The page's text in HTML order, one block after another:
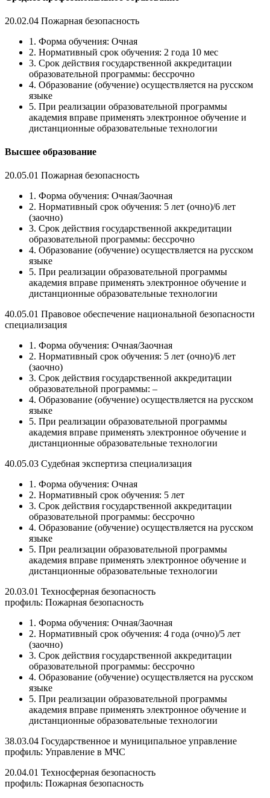
20.02.04 Пожарная безопасность
1. Форма обучения: Очная
2. Нормативный срок обучения: 2 года 10 мес
3. Срок действия государственной аккредитации
образовательной программы: бессрочно
4. Образование (обучение) осуществляется на русском
языке
5. При реализации образовательной программы
академия вправе применять электронное обучение и
дистанционные образовательные технологии
Высшее образование
20.05.01 Пожарная безопасность
1. Форма обучения: Очная/Заочная
2. Нормативный срок обучения: 5 лет (очно)/6 лет
(заочно)
3. Срок действия государственной аккредитации
образовательной программы: бессрочно
4. Образование (обучение) осуществляется на русском
языке
5. При реализации образовательной программы
академия вправе применять электронное обучение и
дистанционные образовательные технологии
40.05.01 Правовое обеспечение национальной безопасности
специализация
1. Форма обучения: Очная/Заочная
2. Нормативный срок обучения: 5 лет (очно)/6 лет
(заочно)
3. Срок действия государственной аккредитации
образовательной программы: –
4. Образование (обучение) осуществляется на русском
языке
5. При реализации образовательной программы
академия вправе применять электронное обучение и
дистанционные образовательные технологии
40.05.03 Судебная экспертиза специализация
1. Форма обучения: Очная
2. Нормативный срок обучения: 5 лет
3. Срок действия государственной аккредитации
образовательной программы: бессрочно
4. Образование (обучение) осуществляется на русском
языке
5. При реализации образовательной программы
академия вправе применять электронное обучение и
дистанционные образовательные технологии
20.03.01 Техносферная безопасность
профиль: Пожарная безопасность
1. Форма обучения: Очная/Заочная
2. Нормативный срок обучения: 4 года (очно)/5 лет
(заочно)
3. Срок действия государственной аккредитации
образовательной программы: бессрочно
4. Образование (обучение) осуществляется на русском
языке
5. При реализации образовательной программы
академия вправе применять электронное обучение и
дистанционные образовательные технологии
38.03.04 Государственное и муниципальное управление
профиль: Управление в МЧС
20.04.01 Техносферная безопасность
профиль: Пожарная безопасность